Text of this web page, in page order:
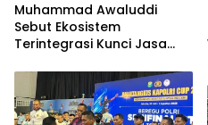
Muhammad Awaluddi
Sebut Ekosistem
Terintegrasi Kunci Jasa
Pelayanan Maksimal
Kepada masyarakat